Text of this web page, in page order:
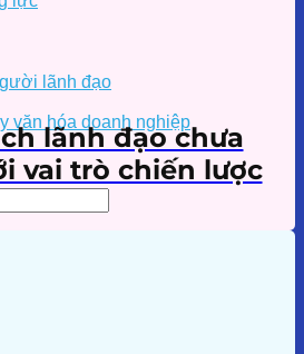
lãnh đạo
văn hóa doanh nghiệp
lãnh đạo chưa
vai trò chiến lược